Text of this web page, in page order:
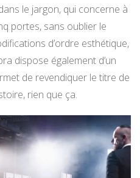
le jargon, qui concerne à
portes, sans oublier le
d’ordre esthétique,
dispose également d’un
de revendiquer le titre de
rien que ça.